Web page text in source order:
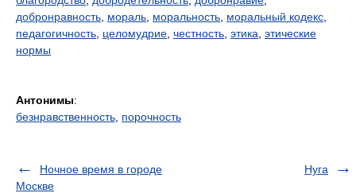
добронравность мораль моральность моральный кодекс
педагогичность целомудрие честность этика этические
нормы
Антонимы:
безнравственность порочность
Ночное время в городе
Москве
Нуга